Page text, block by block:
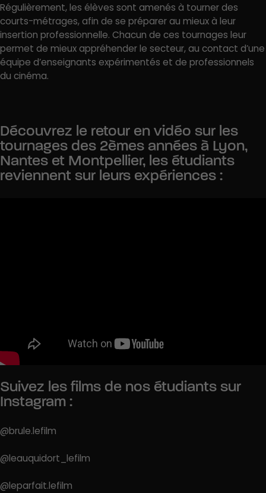
Régulièrement, les élèves sont amenés à tourner des
courts-métrages, afin de se préparer au mieux à leur
insertion professionnelle. Chacun de ces tournages leur
permet de mieux appréhender le secteur, au contact d’une
équipe d’enseignants expérimentés et de professionnels
du cinéma.
Découvrez le retour en vidéo sur les
tournages des 2èmes années à Lyon,
Nantes et Montpellier, les étudiants
reviennent sur leurs expériences :
Suivez les films de nos étudiants sur
Instagram :
@brule.lefilm
@leauquidort_lefilm
@leparfait.lefilm